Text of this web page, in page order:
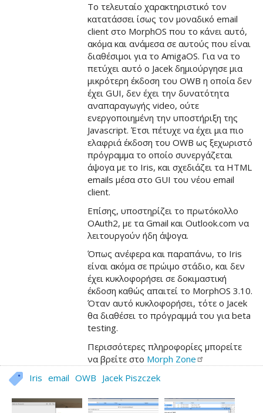
Το τελευταίο χαρακτηριστικό τον
κατατάσσει ίσως τον μοναδικό email
client στο MorphOS που το κάνει αυτό,
ακόμα και ανάμεσα σε αυτούς που είναι
διαθέσιμοι για το AmigaOS. Για να το
πετύχει αυτό ο Jacek δημιούργησε μια
μικρότερη έκδοση του OWB η οποία δεν
έχει GUI, δεν έχει την δυνατότητα
αναπαραγωγής video, ούτε
ενεργοποιημένη την υποστήριξη της
Javascript. Έτσι πέτυχε να έχει μια πιο
ελαφριά έκδοση του OWB ως ξεχωριστό
πρόγραμμα το οποίο συνεργάζεται
άψογα με το Iris, και σχεδιάζει τα HTML
emails μέσα στο GUI του νέου email
client.
Επίσης, υποστηρίζει το πρωτόκολλο
OAuth2, με τα Gmail και Outlook.com να
λειτουργούν ήδη άψογα.
Όπως ανέφερα και παραπάνω, το Iris
είναι ακόμα σε πρώιμο στάδιο, και δεν
έχει κυκλοφορήσει σε δοκιμαστική
έκδοση καθώς απαιτεί το MorphOS 3.10.
Όταν αυτό κυκλοφορήσει, τότε ο Jacek
θα διαθέσει το πρόγραμμά του για beta
testing.
Περισσότερες πληροφορίες μπορείτε
να βρείτε στο Morph Zone
Iris email OWB Jacek Piszczek